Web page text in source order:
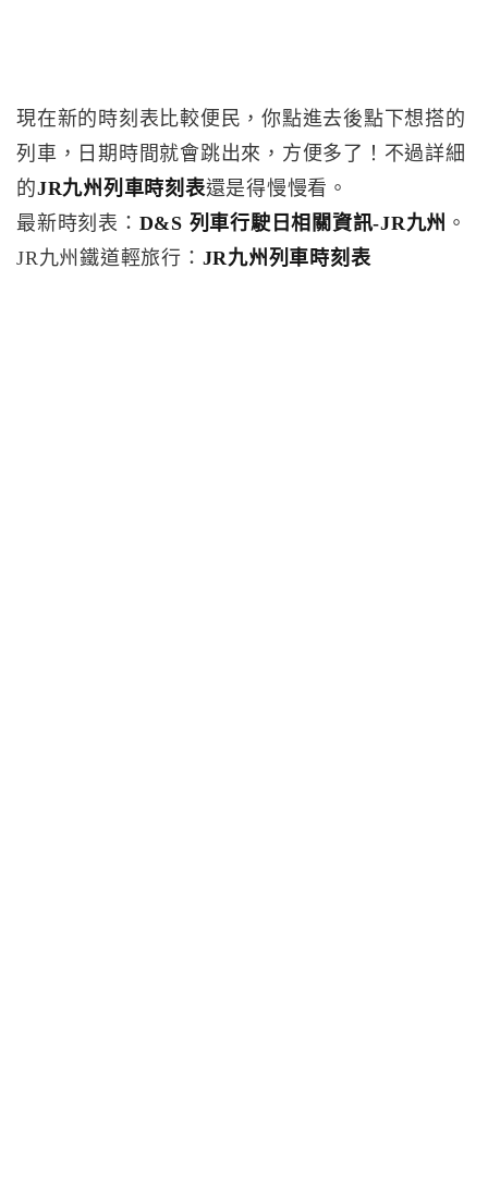
現在新的時刻表比較便民，你點進去後點下想搭的
列車，日期時間就會跳出來，方便多了！不過詳細
的JR九州列車時刻表還是得慢慢看。
最新時刻表： D&S 列車行駛日相關資訊-JR九州 。
JR九州鐵道輕旅行： JR九州列車時刻表